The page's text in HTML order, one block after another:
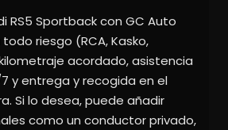
RS5 Sportback con GC Auto
riesgo (RCA, Kasko,
acordado, asistencia
y entrega y recogida en el
Si lo desea, puede añadir
como un conductor privado,